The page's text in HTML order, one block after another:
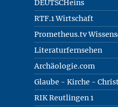
DEUTSCHeins
RTF.1 Wirtschaft
Prometheus.tv
Literaturfernsehen
Archäologie.com
Glaube - Kirche -
RIK Reutlingen 1